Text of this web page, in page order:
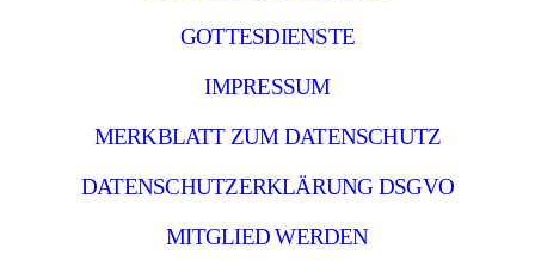
GOTTESDIENSTE
IMPRESSUM
MERKBLATT ZUM DATENSCHUTZ
DATENSCHUTZERKLÄRUNG DSGVO
MITGLIED WERDEN